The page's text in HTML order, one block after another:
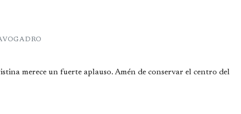
merece un fuerte aplauso. Amén de conservar el centro del